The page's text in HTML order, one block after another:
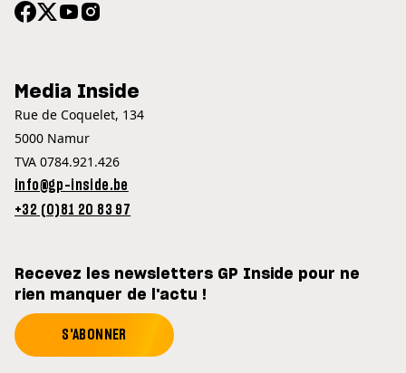
Media Inside
Rue de Coquelet, 134
5000 Namur
TVA 0784.921.426
info@gp-inside.be
+32 (0)81 20 83 97
Recevez les newsletters GP Inside pour ne
rien manquer de l'actu !
S'ABONNER